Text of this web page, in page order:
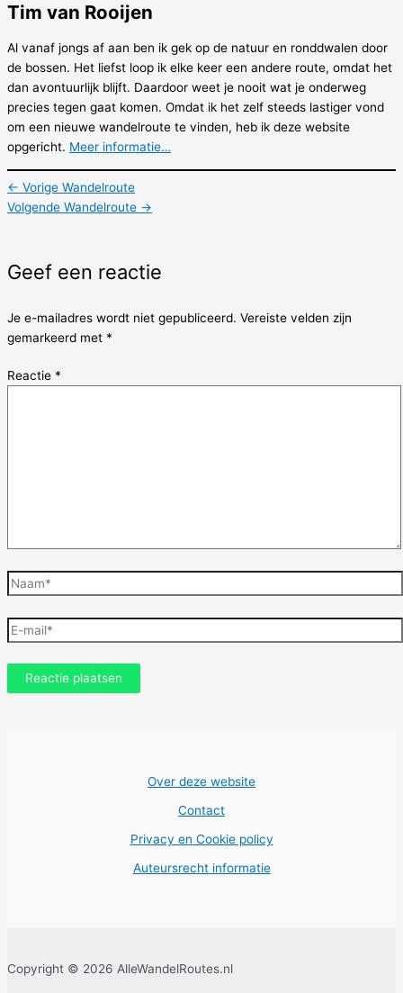
Tim van Rooijen
Al vanaf jongs af aan ben ik gek op de natuur en ronddwalen door
de bossen. Het liefst loop ik elke keer een andere route, omdat het
dan avontuurlijk blijft. Daardoor weet je nooit wat je onderweg
precies tegen gaat komen. Omdat ik het zelf steeds lastiger vond
om een nieuwe wandelroute te vinden, heb ik deze website
opgericht. Meer informatie…
← Vorige Wandelroute
Volgende Wandelroute →
Geef een reactie
Je e-mailadres wordt niet gepubliceerd. Vereiste velden zijn
gemarkeerd met *
Reactie *
Naam*
E-
mail*
Over deze website
Contact
Privacy en Cookie policy
Auteursrecht informatie
Copyright © 2026 AlleWandelRoutes.nl